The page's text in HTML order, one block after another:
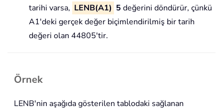
tarihi varsa, LENB(A1) 5 değerini döndürür, çünkü
A1'deki gerçek değer biçimlendirilmiş bir tarih
değeri olan 44805'tir.
Örnek
LENB'nin aşağıda gösterilen tablodaki sağlanan